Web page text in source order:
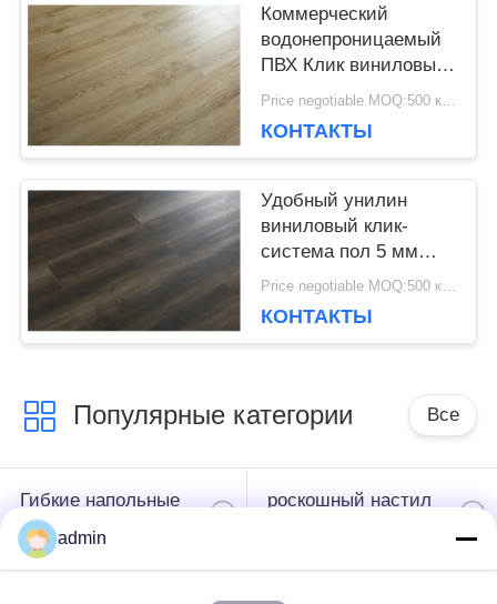
САЙТА
ПОЛИТИКА
КОНФИДЕНЦИАЛЬНОСТИ
Коммерческий
водонепроницаемый
ПВХ Клик виниловый
пол Цена деревянного
мест
Price negotiable MOQ:500 квадратных метров
КОНТАКТЫ
Удобный унилин
виниловый клик-
система пол 5 мм
экологически чистый Price negotiable MOQ:500 квадратных метров
КОНТАКТЫ
Популярные категории Все
Гибкие напольные
покрытия из ПВХ
роскошный настил
admin